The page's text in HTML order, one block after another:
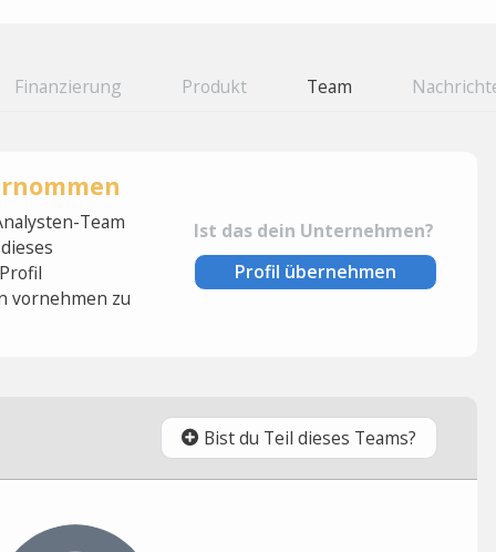
Finanzierung Produkt Team
Team
vornehmen zu
Ist das dein Unternehmen?
Profil übernehmen
Bist du Teil dieses Teams?